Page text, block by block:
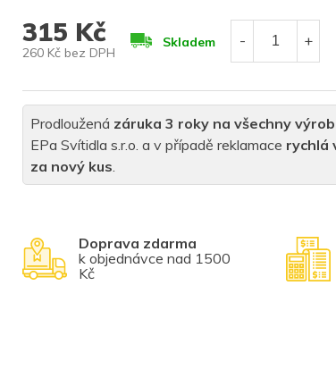
Doprava zdarma
k objednávce nad 1500
Kč
Prodloužená záruka 3 roky na všechny
EPa Svítidla s.r.o. a v případě reklamace rychlá
za nový kus.
315 Kč
260 Kč bez DPH
Skladem